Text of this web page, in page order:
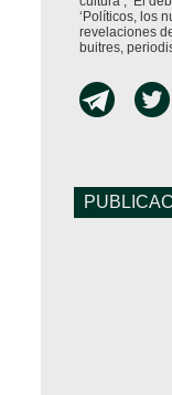
‘Políticos, los
revelaciones
buitres,